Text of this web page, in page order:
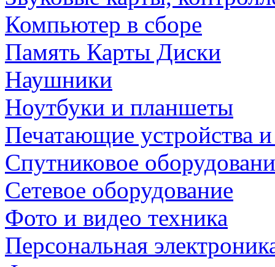
Компьютер в сборе
Память Карты Диски
Наушники
Ноутбуки и планшеты
Печатающие устройства
Спутниковое
Сетевое оборудование
Фото и видео техника
Персональная